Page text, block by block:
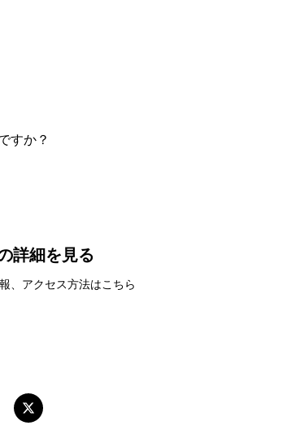
すか？
詳細を見る
、アクセス方法はこちら